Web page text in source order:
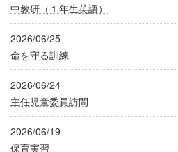
中教研（１年生英語）
2026/06/25
命を守る訓練
2026/06/24
主任児童委員訪問
2026/06/19
保育実習